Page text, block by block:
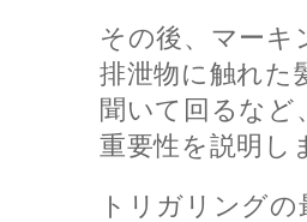
その後、マーキ
排泄物に触れた
聞いて回るなど
重要性を説明し
トリガリング